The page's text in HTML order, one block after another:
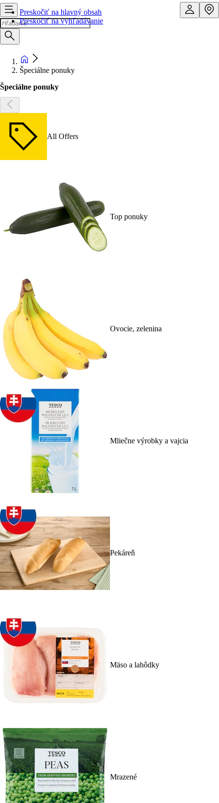
Preskočiť na hlavný obsah
Preskočiť na vyhľadávanie
Špeciálne ponuky
Špeciálne ponuky
All Offers
Top ponuky
Ovocie, zelenina
Mliečne výrobky a vajcia
Pekáreň
Mäso a lahôdky
Mrazené